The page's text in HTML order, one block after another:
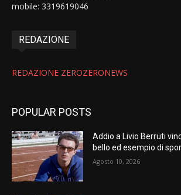
mobile: 3319619046
REDAZIONE
REDAZIONE ZEROZERONEWS
POPULAR POSTS
Addio a Livio Berruti
bello ed esempio di
Agosto 10, 2026